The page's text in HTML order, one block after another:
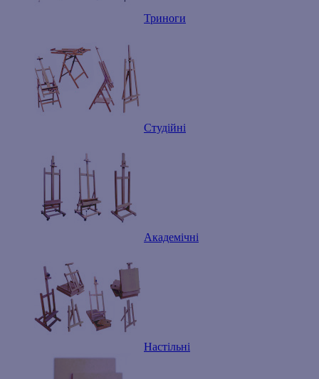
Триноги
Студійні
Академічні
Настільні